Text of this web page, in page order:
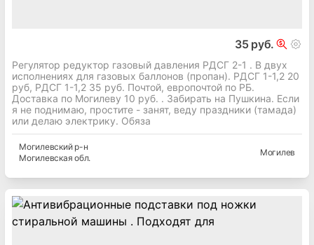
35 руб.
Регулятор редуктор газовый давления РДСГ 2-1 . В двух
исполнениях для газовых баллонов (пропан). РДСГ 1-1,2 20
руб, РДСГ 1-1,2 35 руб. Почтой, европочтой по РБ.
Доставка по Могилеву 10 руб. . Забирать на Пушкина. Если
я не поднимаю, простите - занят, веду праздники (тамада)
или делаю электрику. Обяза
Могилевскийр-н
Могилевская обл.
Могилев